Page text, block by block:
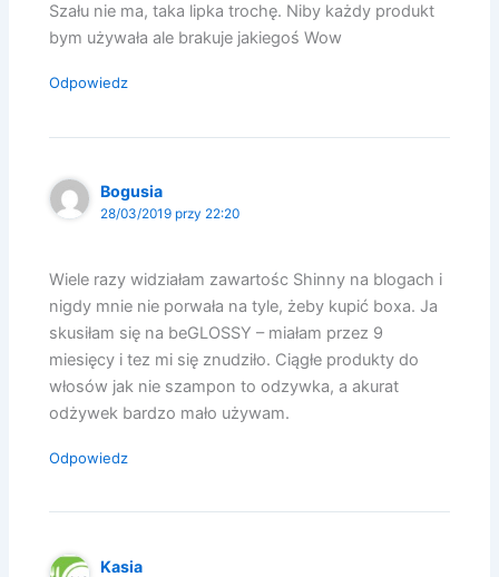
Szału nie ma, taka lipka trochę. Niby każdy produkt
bym używała ale brakuje jakiegoś Wow
Odpowiedz
Bogusia
28/03/2019 przy 22:20
Wiele razy widziałam zawartośc Shinny na blogach i
nigdy mnie nie porwała na tyle, żeby kupić boxa. Ja
skusiłam się na beGLOSSY – miałam przez 9
miesięcy i tez mi się znudziło. Ciągłe produkty do
włosów jak nie szampon to odzywka, a akurat
odżywek bardzo mało używam.
Odpowiedz
Kasia